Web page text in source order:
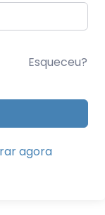
Esqueceu?
agora